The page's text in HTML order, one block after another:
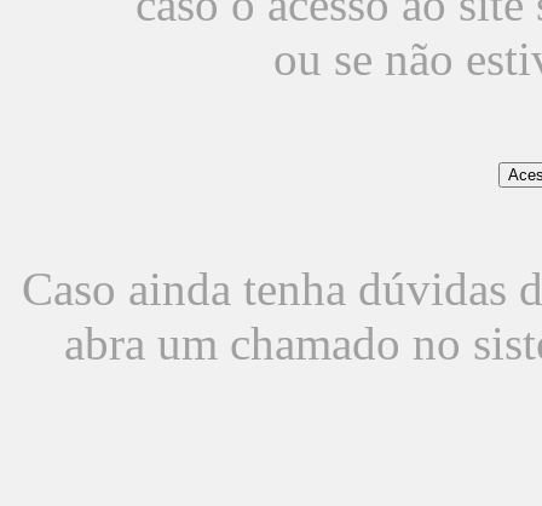
ou se não
Caso ainda tenha dúvidas
abra um chamado no